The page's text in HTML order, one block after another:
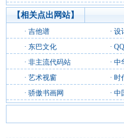
【相关点出网站】
· 吉他谱 · 设
· 东巴文化 ·
· 非主流代码站 · 中
· 艺术视窗 · 时
· 骄傲书画网 · 中